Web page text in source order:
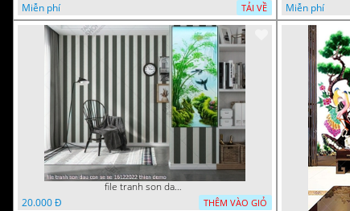
Miễn phí
TẢI VỀ
Miễn phí
file tranh son dau con se se 16122022 thien
20.000 Đ
THÊM VÀO GIỎ